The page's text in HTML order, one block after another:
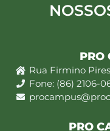
PRO
Rua Firmino
Fone: (86) 2106-
PRO